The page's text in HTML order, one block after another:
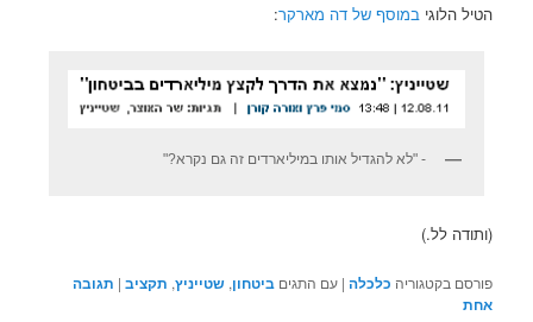
הטיל הלוגי במוסף של דה מארקר:
- "לא להגדיל אותו במיליארדים זה גם נקרא?"
(ותודה לל.)
פורסם בקטגוריה כלכלה |עם התגים ביטחון,שטייניץ, תקציב | תגובה
אחת